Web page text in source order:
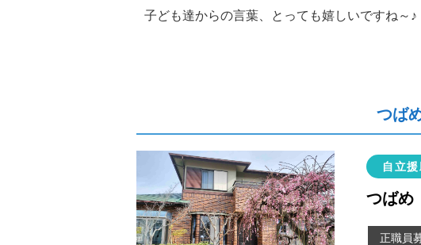
子ども達からの言葉、とっても嬉しいですね～♪
つば
自立
つばめ
正職員